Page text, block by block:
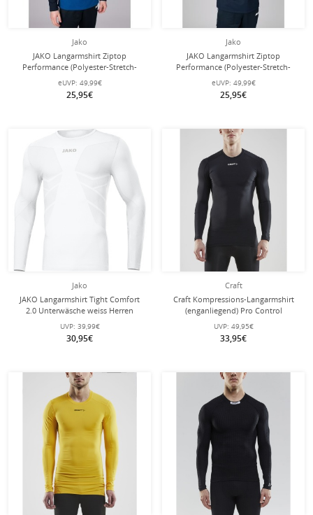
Jako
JAKO Langarmshirt Ziptop
Performance (Polyester-Stretch-
Fleece) royalblau/marineblau Herren
eUVP: 49,99€
25,95€
Jako
JAKO Langarmshirt Ziptop
Performance (Polyester-Stretch-
Fleece) marineblau/rot Herren
eUVP: 49,99€
25,95€
Jako
JAKO Langarmshirt Tight Comfort
2.0 Unterwäsche weiss Herren
UVP: 39,99€
30,95€
Craft
Craft Kompressions-Langarmshirt
(enganliegend) Pro Control
Unterwäsche schwarz Herren
UVP: 49,95€
33,95€